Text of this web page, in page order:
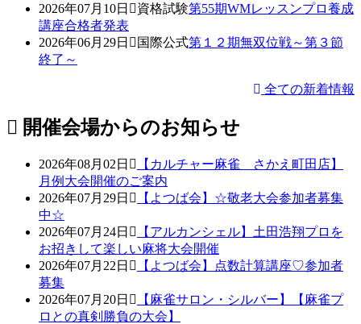
2026年07月10日
資格試験第55期WMレッスンプロ養成
講座合格者発表
2026年06月29日
国際公式第１２期無双位戦～第３節
終了～
全ての新着情報
開催会場からのお知らせ
2026年08月02日
【カルチャー麻雀 さかえ町田店】
月例大会開催のご案内
2026年07月29日
【よつば会】☆敬老大会参加者募集
中☆
2026年07月24日
【アルカンシェル】土田浩翔プロを
お招きして楽しい麻将大会開催
2026年07月22日
【よつば会】点数計算講座♡参加者
募集
2026年07月20日
【麻雀サロン・シルバー】【麻雀プ
ロとの真剣勝負の大会】